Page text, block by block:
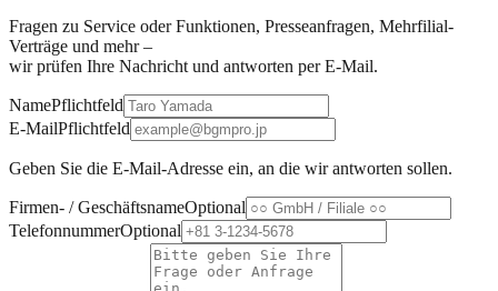
Fragen zu Service oder Funktionen, Presseanfragen, Mehrfilial-
Verträge und mehr –
wir prüfen Ihre Nachricht und antworten per E-Mail.
NamePflichtfeld
E-MailPflichtfeld
Geben Sie die E-Mail-Adresse ein, an die wir antworten sollen.
Firmen- / GeschäftsnameOptional
TelefonnummerOptional